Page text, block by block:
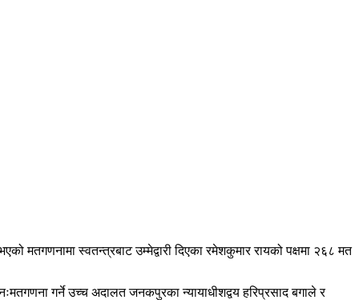
स्वतन्त्रबाट उम्मेद्वारी दिएका रमेशकुमार रायको पक्षमा २६८ मत
गर्ने उच्च अदालत जनकपुरका न्यायाधीशद्वय हरिप्रसाद बगाले र